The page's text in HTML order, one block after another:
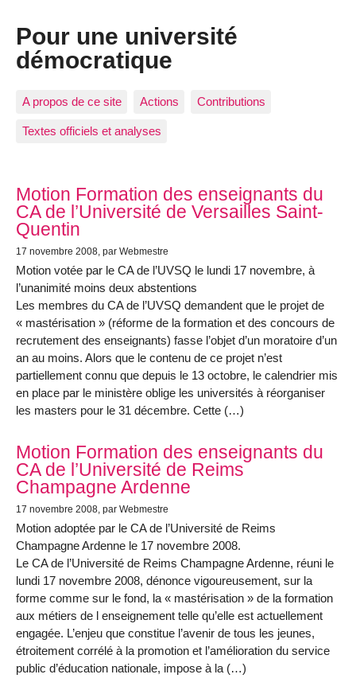
Pour une université
démocratique
A propos de ce site Actions Contributions
Textes officiels et analyses
Articles les plus récents
Motion Formation des enseignants du
CA de l’Université de Versailles Saint-
Quentin
17 novembre 2008 , par Webmestre
Motion votée par le CA de l’UVSQ le lundi 17 novembre, à
l’unanimité moins deux abstentions
Les membres du CA de l’UVSQ demandent que le projet de
« mastérisation » (réforme de la formation et des concours de
recrutement des enseignants) fasse l’objet d’un moratoire d’un
an au moins. Alors que le contenu de ce projet n’est
partiellement connu que depuis le 13 octobre, le calendrier mis
en place par le ministère oblige les universités à réorganiser
les masters pour le 31 décembre. Cette (…)
Motion Formation des enseignants du
CA de l’Université de Reims
Champagne Ardenne
17 novembre 2008 , par Webmestre
Motion adoptée par le CA de l’Université de Reims
Champagne Ardenne le 17 novembre 2008.
Le CA de l’Université de Reims Champagne Ardenne, réuni le
lundi 17 novembre 2008, dénonce vigoureusement, sur la
forme comme sur le fond, la « mastérisation » de la formation
aux métiers de l enseignement telle qu’elle est actuellement
engagée. L’enjeu que constitue l’avenir de tous les jeunes,
étroitement corrélé à la promotion et l’amélioration du service
public d’éducation nationale, impose à la (…)